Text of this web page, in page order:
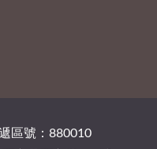
區號：880010